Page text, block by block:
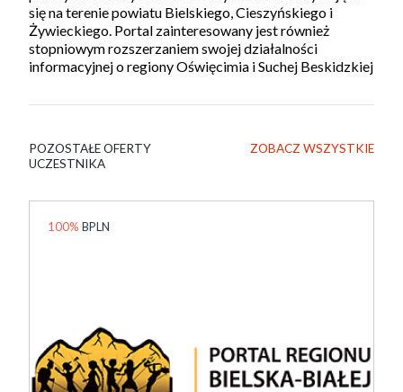
się na terenie powiatu Bielskiego, Cieszyńskiego i
Żywieckiego. Portal zainteresowany jest również
stopniowym rozszerzaniem swojej działalności
informacyjnej o regiony Oświęcimia i Suchej Beskidzkiej
POZOSTAŁE OFERTY
UCZESTNIKA
ZOBACZ WSZYSTKIE
100% BPLN